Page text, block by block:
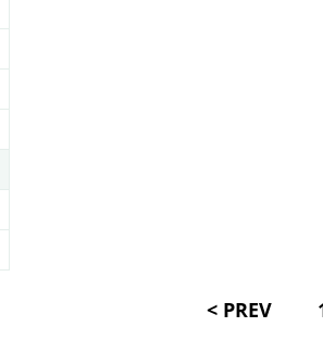
< PREV